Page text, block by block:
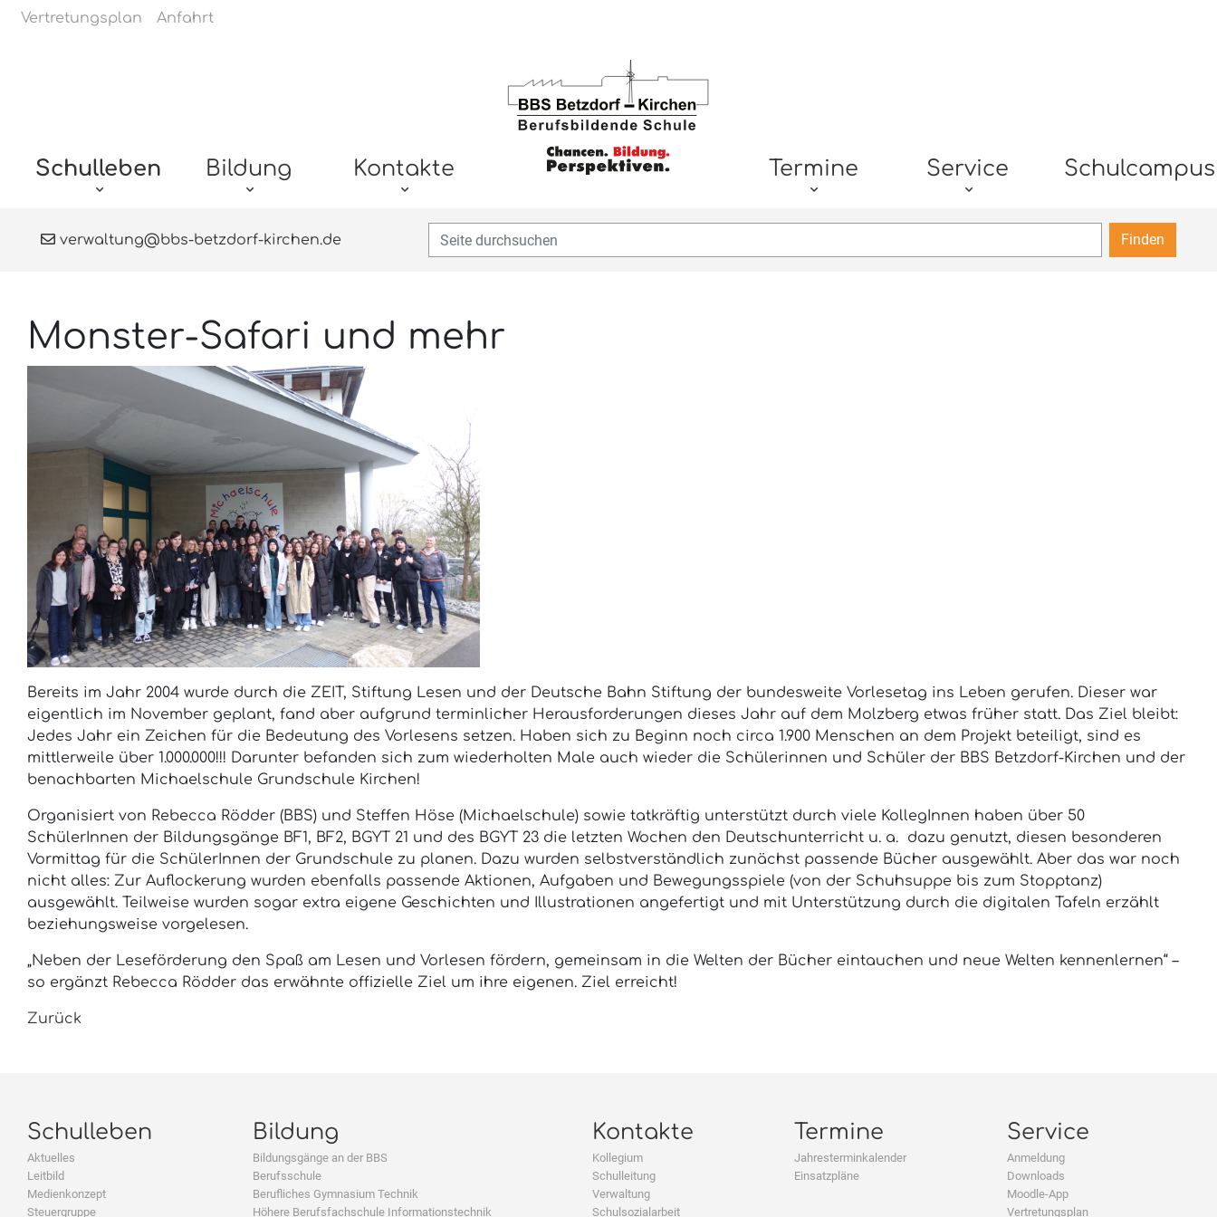
Navigation überspringen
Vertretungsplan Anfahrt
Schulleben Bildung Kontakte Termine Service Schulcampus
verwaltung@bbs-betzdorf-kirchen.de Finden
Monster-Safari und mehr
Bereits im Jahr 2004 wurde durch die ZEIT, Stiftung Lesen und der Deutsche Bahn Stiftung der bundesweite Vorlesetag ins Leben gerufen. Dieser war
eigentlich im November geplant, fand aber aufgrund terminlicher Herausforderungen dieses Jahr auf dem Molzberg etwas früher statt. Das Ziel bleibt:
Jedes Jahr ein Zeichen für die Bedeutung des Vorlesens setzen. Haben sich zu Beginn noch circa 1.900 Menschen an dem Projekt beteiligt, sind es
mittlerweile über 1.000.000!!! Darunter befanden sich zum wiederholten Male auch wieder die Schülerinnen und Schüler der BBS Betzdorf-Kirchen und der
benachbarten Michaelschule Grundschule Kirchen!
Organisiert von Rebecca Rödder (BBS) und Steffen Höse (Michaelschule) sowie tatkräftig unterstützt durch viele KollegInnen haben über 50
SchülerInnen der Bildungsgänge BF1, BF2, BGYT 21 und des BGYT 23 die letzten Wochen den Deutschunterricht u. a. dazu genutzt, diesen besonderen
Vormittag für die SchülerInnen der Grundschule zu planen. Dazu wurden selbstverständlich zunächst passende Bücher ausgewählt. Aber das war noch
nicht alles: Zur Auflockerung wurden ebenfalls passende Aktionen, Aufgaben und Bewegungsspiele (von der Schuhsuppe bis zum Stopptanz)
ausgewählt. Teilweise wurden sogar extra eigene Geschichten und Illustrationen angefertigt und mit Unterstützung durch die digitalen Tafeln erzählt
beziehungsweise vorgelesen.
„Neben der Leseförderung den Spaß am Lesen und Vorlesen fördern, gemeinsam in die Welten der Bücher eintauchen und neue Welten kennenlernen“ –
so ergänzt Rebecca Rödder das erwähnte offizielle Ziel um ihre eigenen. Ziel erreicht!
Zurück
Schulleben
Aktuelles
Leitbild
Medienkonzept
Steuergruppe
Bildung
Bildungsgänge an der BBS
Berufsschule
Berufliches Gymnasium Technik
Höhere Berufsfachschule Informationstechnik
Kontakte
Kollegium
Schulleitung
Verwaltung
Schulsozialarbeit
Termine
Jahresterminkalender
Einsatzpläne
Service
Anmeldung
Downloads
Moodle-App
Vertretungsplan